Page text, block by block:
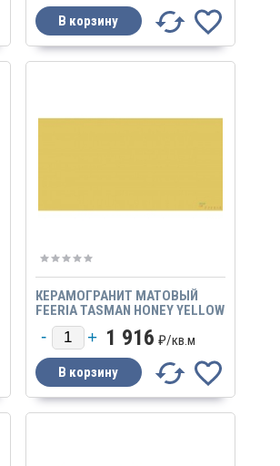
КЕРАМОГРАНИТ МАТОВЫЙ
FEERIA TASMAN HONEY YELLOW
ЖЕЛТЫЙ ТАСМАНИЙСКИЙ МЕД
1 916 ₽/кв.м